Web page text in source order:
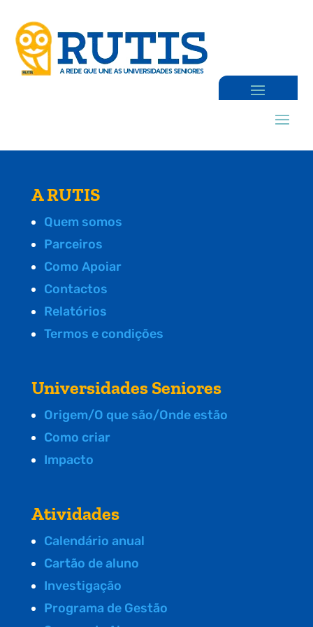
A RUTIS
Quem somos
Parceiros
Como Apoiar
Contactos
Relatórios
Termos e condições
Universidades Seniores
Origem/O que são/Onde estão
Como criar
Impacto
Atividades
Calendário anual
Cartão de aluno
Investigação
Programa de Gestão